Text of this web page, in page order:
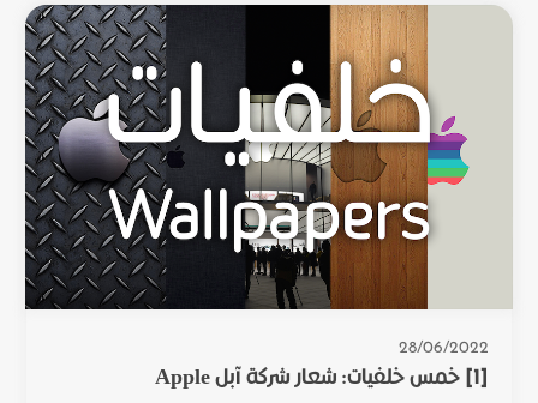
28/06/2022
[1] خمس خلفيات: شعار شركة آبل Apple